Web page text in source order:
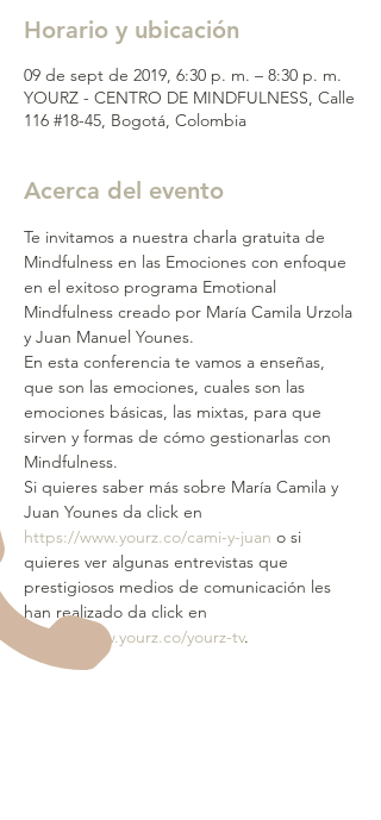
Horario y ubicación
09 de sept de 2019, 6:30 p. m. – 8:30 p. m.
YOURZ - CENTRO DE MINDFULNESS, Calle
116 #18-45, Bogotá, Colombia
Acerca del evento
Te invitamos a nuestra charla gratuita de
Mindfulness en las Emociones con enfoque
en el exitoso programa Emotional
Mindfulness creado por María Camila Urzola
y Juan Manuel Younes.
En esta conferencia te vamos a enseñas,
que son las emociones, cuales son las
emociones básicas, las mixtas, para que
sirven y formas de cómo gestionarlas con
Mindfulness.
Si quieres saber más sobre María Camila y
Juan Younes da click en
https://www.yourz.co/cami-y-juan o si
quieres ver algunas entrevistas que
prestigiosos medios de comunicación les
han realizado da click en
https://www.yourz.co/yourz-tv.